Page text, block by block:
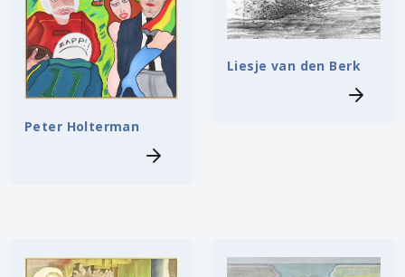
Peter Holterman
Liesje van den Berk